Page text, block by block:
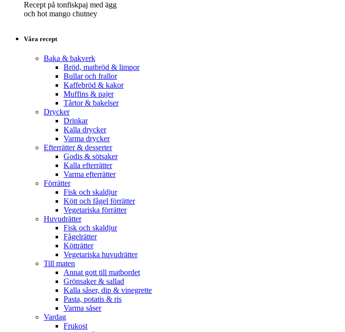
Recept på tonfiskpaj med ägg
och hot mango chutney
Våra recept
Baka & bakverk
Bröd, matbröd & limpor
Bullar och frallor
Kaffebröd & kakor
Muffins & pajer
Tårtor & bakelser
Drycker
Drinkar
Kalla drycker
Varma drycker
Efterrätter & desserter
Godis & sötsaker
Kalla efterrätter
Varma efterrätter
Förrätter
Fisk och skaldjur
Kött och fågel förrätter
Vegetariska förrätter
Huvudrätter
Fisk och skaldjur
Fågelrätter
Kötträtter
Vegetariska huvudrätter
Till maten
Annat gott till matbordet
Grönsaker & sallad
Kalla såser, dip & vinegrette
Pasta, potatis & ris
Varma såser
Vardag
Frukost